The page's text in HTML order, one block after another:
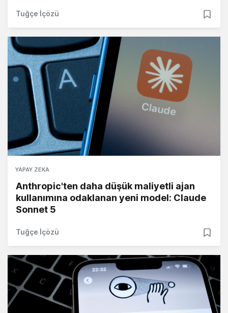
Tuğçe İçözü
YAPAY ZEKA
Anthropic'ten daha düşük maliyetli ajan
kullanımına odaklanan yeni model: Claude
Sonnet 5
Tuğçe İçözü